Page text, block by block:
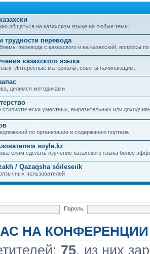
общаться на казахском языке на любые темы.
трудности перевода
перевода с казахского и на казахский, вопросы
казахского языка
язык. Интересные материалы, советы начинающим.
делимся методиками
стилистически уместных, выразительных или
по организации и содержанию портала
soyle.kz
сделать изучение казахского языка более
/ Qazaqsha sóıleseıik
пользователей
Пароль:
НА КОНФЕРЕНЦИИ
75, из них